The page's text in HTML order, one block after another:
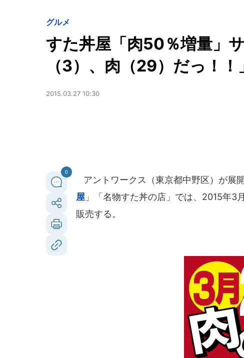
グルメ
すた丼屋「肉50％増量」
（3）、肉（29）だっ！
2015.03.27 10:30
0
アントワークス（東京都中野区）が展
屋 」「名物すた丼の店」では、2015年3
販売する。